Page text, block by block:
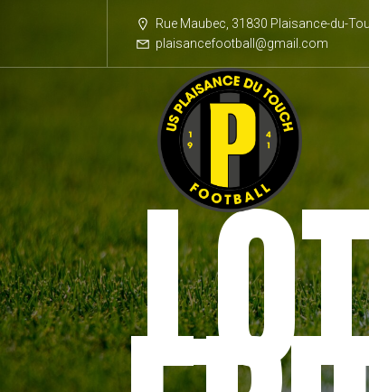
Rue Maubec, 31830 Plaisance-du-
plaisancefootball@gmail.com